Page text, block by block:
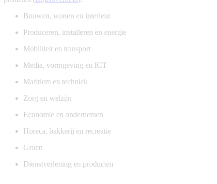
Bouwen, wonen en interieur
Produceren, installeren en energie
Mobiliteit en transport
Media, vormgeving en ICT
Maritiem en techniek
Zorg en welzijn
Economie en ondernemen
Horeca, bakkerij en recreatie
Groen
Dienstverlening en producten